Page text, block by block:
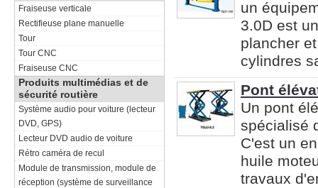
Fraiseuse verticale
Rectifieuse plane manuelle
Tour
Tour CNC
Fraiseuse CNC
Produits multimédias et de
sécurité routière
Système audio pour voiture (lecteur
DVD, GPS)
Lecteur DVD audio de voiture
Rétro caméra de recul
Module de transmission, module de
réception (système de surveillance
un
3.0D est
plancher
cylindres
Pont
Un pont
spécialisé
C'est un
huile
travaux